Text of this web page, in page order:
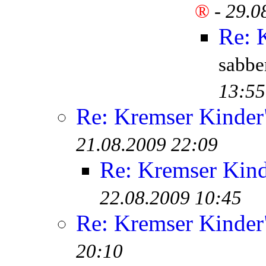
® -
Re:
13:55
Re: Kremser
21.08.2009 22:09
Re: Kremser
22.08.2009 10:45
Re: Kremser
20:10